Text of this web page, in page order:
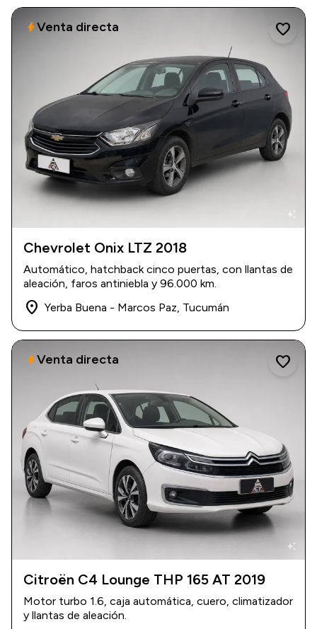
auto_awesome
2018 96.000 km
$ 15.600.000
Chevrolet Onix LTZ 2018
Automático, hatchback cinco puertas, con llantas de
aleación, faros antiniebla y 96.000 km.
place Yerba Buena - Marcos Paz, Tucumán
favorite
boltVenta directa
auto_awesome
2019 133.500 km
$ 17.700.000
Citroën C4 Lounge THP 165 AT 2019
Motor turbo 1.6, caja automática, cuero, climatizador
y llantas de aleación.
favorite
boltVenta directa